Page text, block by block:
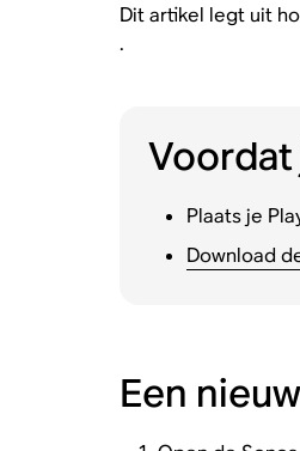
Dit artikel legt uit
.
Plaats je
Download
Een